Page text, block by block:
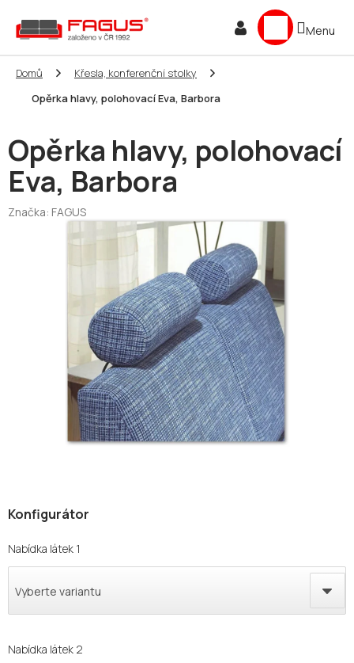
obsah
NÁKUPNÍ
KOŠÍK
Domů
Křesla, konferenční stolky
Opěrka hlavy, polohovací Eva, Barbora
Opěrka hlavy, polohovací
Eva, Barbora
Značka: FAGUS
Nabídka látek 1
Vyberte variantu
Nabídka látek 2